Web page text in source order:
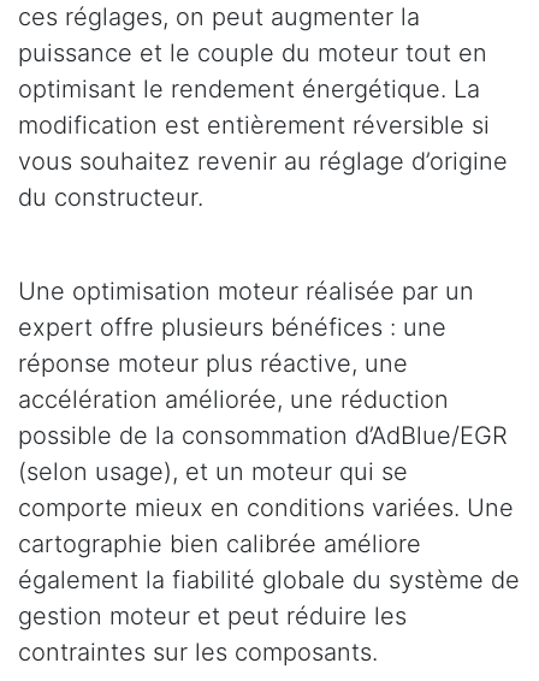
ces réglages, on peut augmenter la
puissance et le couple du moteur tout en
optimisant le rendement énergétique. La
modification est entièrement réversible si
vous souhaitez revenir au réglage d’origine
du constructeur.
Une optimisation moteur réalisée par un
expert offre plusieurs bénéfices : une
réponse moteur plus réactive, une
accélération améliorée, une réduction
possible de la consommation d’AdBlue/EGR
(selon usage), et un moteur qui se
comporte mieux en conditions variées. Une
cartographie bien calibrée améliore
également la fiabilité globale du système de
gestion moteur et peut réduire les
contraintes sur les composants.